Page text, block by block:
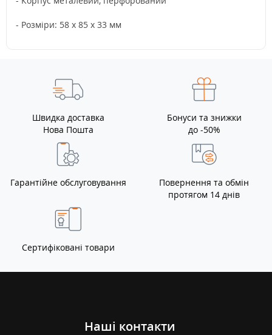
- Розміри: 58 x 85 x 33 мм
Швидка доставка
Нова Пошта
Бонуси та знижки
до -50%
Гарантійне обслуговування
Повернення та обмін
протягом 14 днів
Сертифіковані товари
Наші контакти